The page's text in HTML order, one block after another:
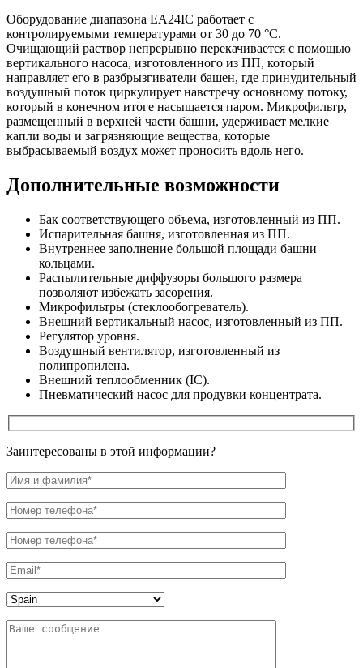
Оборудование диапазона EA24IC работает с
контролируемыми температурами от 30 до 70 °C.
Очищающий раствор непрерывно перекачивается с помощью
вертикального насоса, изготовленного из ПП, который
направляет его в разбрызгиватели башен, где принудительный
воздушный поток циркулирует навстречу основному потоку,
который в конечном итоге насыщается паром. Микрофильтр,
размещенный в верхней части башни, удерживает мелкие
капли воды и загрязняющие вещества, которые
выбрасываемый воздух может проносить вдоль него.
Дополнительные возможности
Бак соответствующего объема, изготовленный из ПП.
Испарительная башня, изготовленная из ПП.
Внутреннее заполнение большой площади башни
кольцами.
Распылительные диффузоры большого размера
позволяют избежать засорения.
Микрофильтры (стеклообогреватель).
Внешний вертикальный насос, изготовленный из ПП.
Регулятор уровня.
Воздушный вентилятор, изготовленный из
полипропилена.
Внешний теплообменник (IC).
Пневматический насос для продувки концентрата.
Заинтересованы в этой информации?